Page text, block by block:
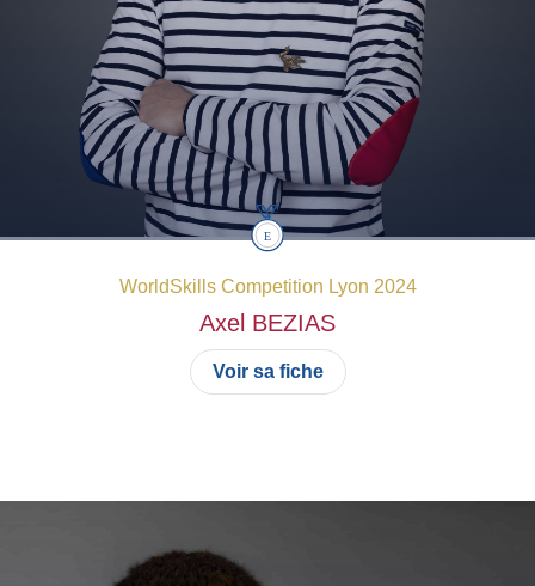
WorldSkills Competition Lyon 2024
Axel BEZIAS
Voir sa fiche